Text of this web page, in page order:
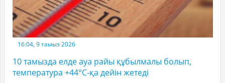
16:04, 9 тамыз 2026
10 тамызда елде ауа райы құбылмалы болып,
температура +44°C-қа дейін жетеді